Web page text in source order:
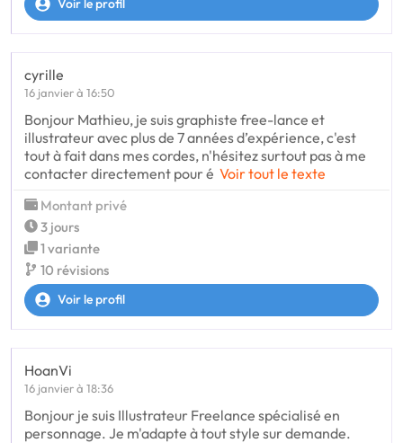
Voir le profil
cyrille
16 janvier à 16:50
Bonjour Mathieu, je suis graphiste free-lance et
illustrateur avec plus de 7 années d’expérience, c'est
tout à fait dans mes cordes, n'hésitez surtout pas à me
contacter directement pour é Voir tout le texte
Montant privé
3 jours
1 variante
10 révisions
Voir le profil
HoanVi
16 janvier à 18:36
Bonjour je suis Illustrateur Freelance spécialisé en
personnage. Je m'adapte à tout style sur demande.